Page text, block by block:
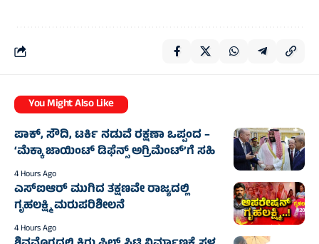
You Might Also Like
ಪಾಕ್, ಸೌದಿ, ಟರ್ಕಿ ನಡುವೆ ರಕ್ಷಣಾ ಒಪ್ಪಂದ –
‘ಮೆಕ್ಕಾ ಜಾಯಿಂಟ್ ಡಿಫೆನ್ಸ್ ಅಗ್ರಿಮೆಂಟ್’ಗೆ ಸಹಿ
4 Hours Ago
ಎಸ್‌ಐಆರ್ ಮುಗಿದ ತಕ್ಷಣವೇ ರಾಜ್ಯದಲ್ಲಿ
ಗೃಹಲಕ್ಷ್ಮಿ ಮರುಪರಿಶೀಲನೆ
4 Hours Ago